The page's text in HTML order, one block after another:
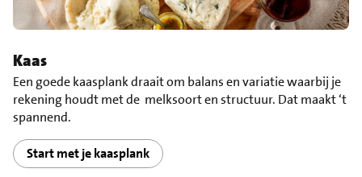
Kaas
Een goede kaasplank draait om balans en variatie waarbij je
rekening houdt met de melksoort en structuur. Dat maakt ‘t
spannend.
Start met je kaasplank